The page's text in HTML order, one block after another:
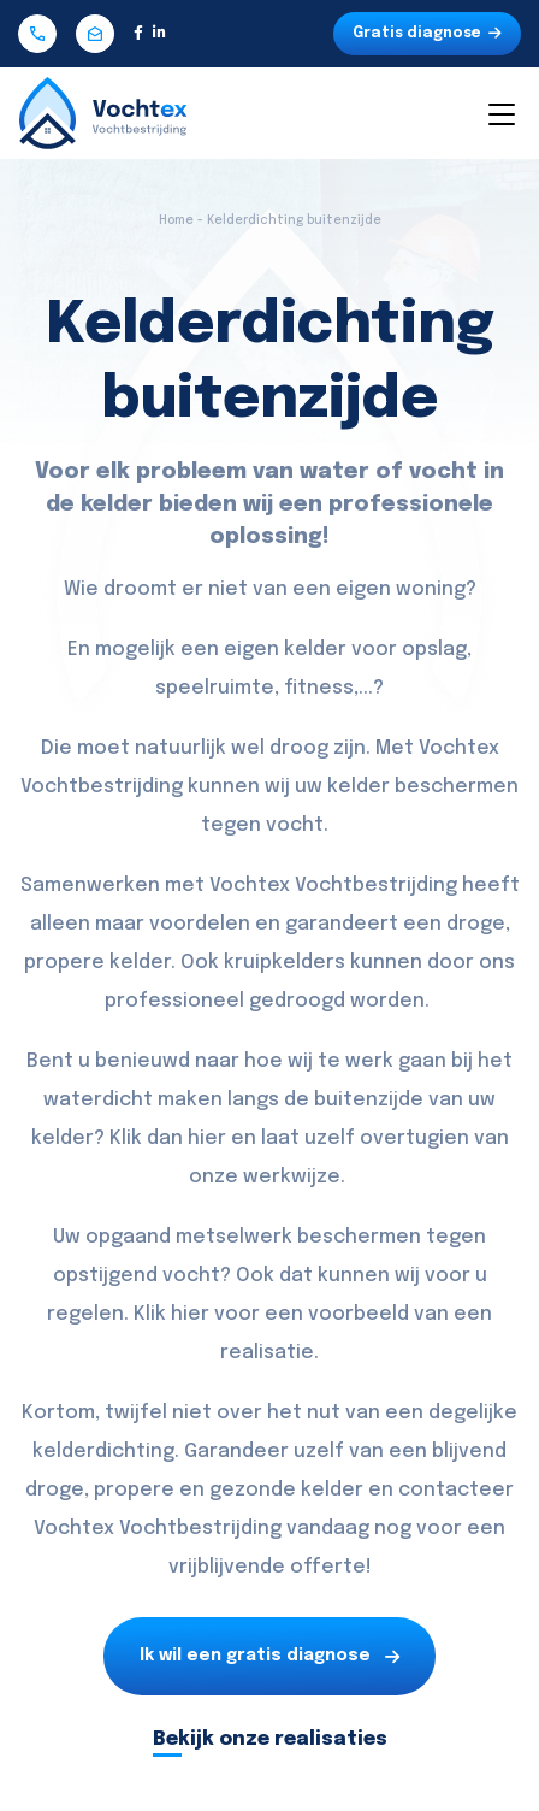
Gratis diagnose
Home - Kelderdichting buitenzijde
Kelderdichting
buitenzijde
Voor elk probleem van water of vocht in
de kelder bieden wij een professionele
oplossing!
Wie droomt er niet van een eigen woning?
En mogelijk een eigen kelder voor opslag,
speelruimte, fitness,...?
Die moet natuurlijk wel droog zijn. Met Vochtex
Vochtbestrijding kunnen wij uw kelder beschermen
tegen vocht.
Samenwerken met Vochtex Vochtbestrijding heeft
alleen maar voordelen en garandeert een droge,
propere kelder. Ook kruipkelders kunnen door ons
professioneel gedroogd worden.
Bent u benieuwd naar hoe wij te werk gaan bij het
waterdicht maken langs de buitenzijde van uw
kelder? Klik dan hieren laat uzelf overtugien van
onze werkwijze.
Uw opgaand metselwerk beschermen tegen
opstijgend vocht? Ook dat kunnen wij voor u
regelen. Klik hier voor een voorbeeld van een
realisatie.
Kortom, twijfel niet over het nut van een degelijke
kelderdichting. Garandeer uzelf van een blijvend
droge, propere en gezonde kelder en contacteer
Vochtex Vochtbestrijding vandaag nog voor een
vrijblijvende offerte!
Ik wil een gratis diagnose
Bekijk onze realisaties